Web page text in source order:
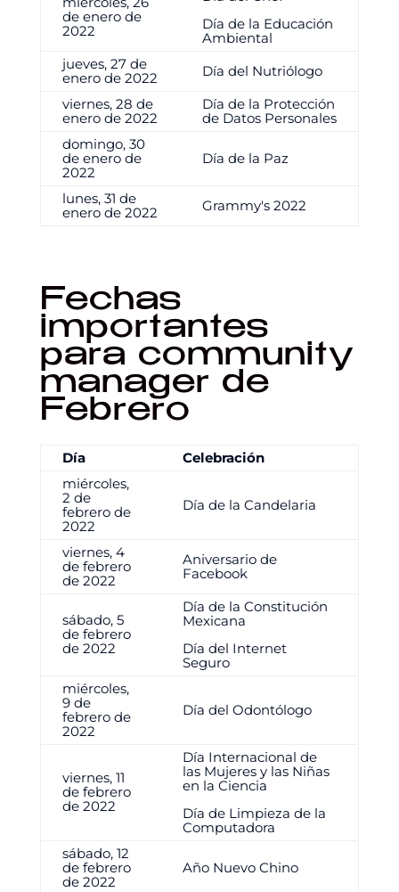
de enero de
2022
Día de la Educación
Ambiental
jueves, 27 de
enero de 2022
Día del Nutriólogo
viernes, 28 de
enero de 2022
Día de la Protección
de Datos Personales
domingo, 30
de enero de
2022
Día de la Paz
lunes, 31 de
enero de 2022
Grammy's 2022
Fechas
importantes
para community
manager de
Febrero
Día
Celebración
miércoles,
2 de
febrero de
2022
Día de la Candelaria
viernes, 4
de febrero
de 2022
Aniversario de
Facebook
sábado, 5
de febrero
de 2022
Día de la Constitución
Mexicana
Día del Internet
Seguro
miércoles,
9 de
febrero de
2022
Día del Odontólogo
viernes, 11
de febrero
de 2022
Día Internacional de
las Mujeres y las Niñas
en la Ciencia
Día de Limpieza de la
Computadora
sábado, 12
de febrero
de 2022
Año Nuevo Chino